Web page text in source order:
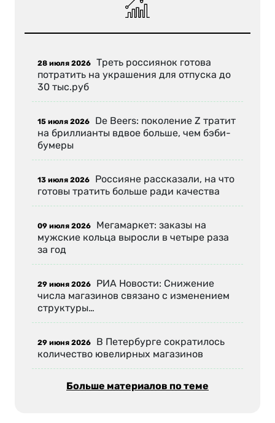
28 июля 2026 Треть россиянок готова
потратить на украшения для отпуска до
30 тыс.руб
15 июля 2026 De Beers: поколение Z тратит
на бриллианты вдвое больше, чем бэби-
бумеры
13 июля 2026 Россияне рассказали, на что
готовы тратить больше ради качества
09 июля 2026 Мегамаркет: заказы на
мужские кольца выросли в четыре раза
за год
29 июня 2026 РИА Новости: Снижение
числа магазинов связано с изменением
структуры…
29 июня 2026 В Петербурге сократилось
количество ювелирных магазинов
Больше материалов по теме